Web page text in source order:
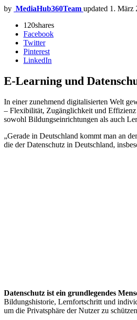
by MediaHub360Team updated 1. März
120shares
Facebook
Twitter
Pinterest
LinkedIn
E-Learning und
In einer zunehmend digitalisierten Welt
– Flexibilität, Zugänglichkeit und Effizienz
sowohl Bildungseinrichtungen als auch
„Gerade in Deutschland kommt man an
die der Datenschutz in Deutschland,
Datenschutz ist ein grundlegendes
Bildungshistorie, Lernfortschritt und
um die Privatsphäre der Nutzer zu